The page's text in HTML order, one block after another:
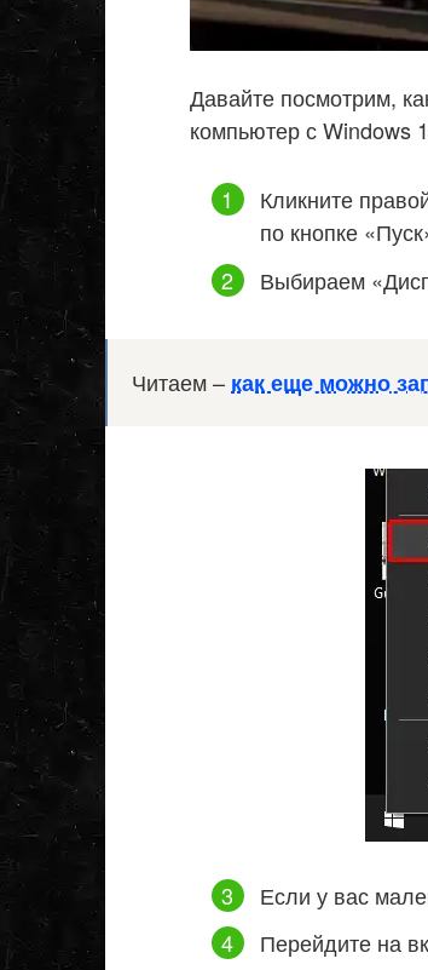
Давайте посмотрим,
компьютер с Windows
Кликните
по кнопке
Выбираем
Читаем – как еще можно
Если у вас
Перейдите на